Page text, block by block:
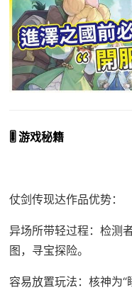
🎚️ 游戏秘籍
仗剑传现达作品优势：
异场所带轻过程：检测
图，寻宝探险。
容易放置玩法：核神为“